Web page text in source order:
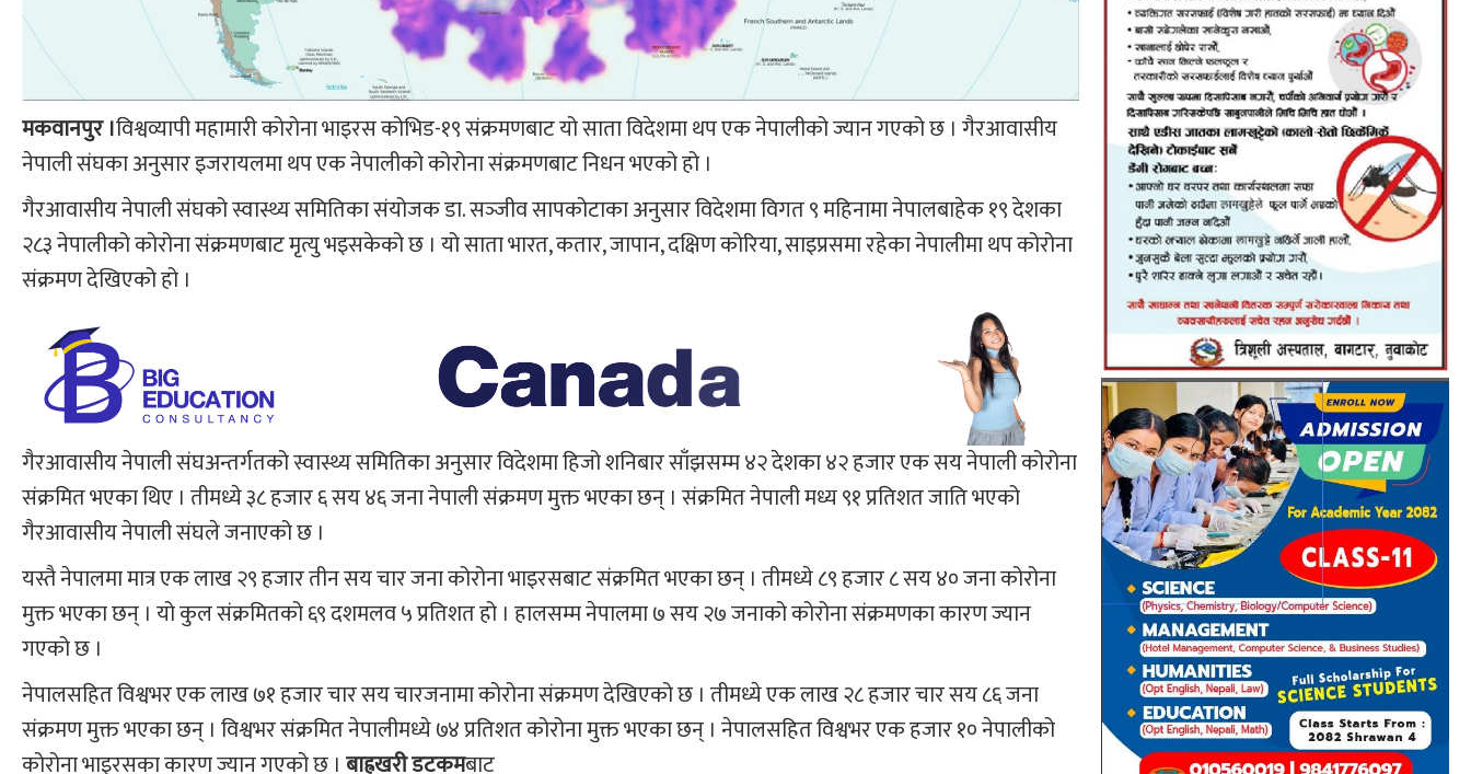
मकवानपुर ।विश्वव्यापी महामारी कोरोना भाइरस कोभिड-१९ संक्रमणबाट यो साता विदेशमा थप एक नेपालीको ज्यान गएको छ । गैरआवासीय
नेपाली संघका अनुसार इजरायलमा थप एक नेपालीको कोरोना संक्रमणबाट निधन भएको हो ।
गैरआवासीय नेपाली संघको स्वास्थ्य समितिका संयोजक डा. सञ्‍जीव सापकोटाका अनुसार विदेशमा विगत ९ महिनामा नेपालबाहेक १९ देशका
२८३ नेपालीको कोरोना संक्रमणबाट मृत्यु भइसकेको छ । यो साता भारत, कतार, जापान, दक्षिण कोरिया, साइप्रसमा रहेका नेपालीमा थप कोरोना
संक्रमण देखिएको हो ।
गैरआवासीय नेपाली संघअन्तर्गतको स्वास्थ्य समितिका अनुसार विदेशमा हिजो शनिबार साँझसम्म ४२ देशका ४२ हजार एक सय नेपाली कोरोना
संक्रमित भएका थिए । तीमध्ये ३८ हजार ६ सय ४६ जना नेपाली संक्रमण मुक्त भएका छन् । संक्रमित नेपाली मध्य ९१ प्रतिशत जाति भएको
गैरआवासीय नेपाली संघले जनाएको छ ।
यस्तै नेपालमा मात्र एक लाख २९ हजार तीन सय चार जना कोरोना भाइरसबाट संक्रमित भएका छन् । तीमध्ये ८९ हजार ८ सय ४० जना कोरोना
मुक्त भएका छन् । यो कुल संक्रमितको ६९ दशमलव ५ प्रतिशत हो । हालसम्म नेपालमा ७ सय २७ जनाको कोरोना संक्रमणका कारण ज्यान
गएको छ ।
नेपालसहित विश्वभर एक लाख ७१ हजार चार सय चारजनामा कोरोना संक्रमण देखिएको छ । तीमध्ये एक लाख २८ हजार चार सय ८६ जना
संक्रमण मुक्त भएका छन् । विश्वभर संक्रमित नेपालीमध्ये ७४ प्रतिशत कोरोना मुक्त भएका छन् । नेपालसहित विश्वभर एक हजार १० नेपालीको
कोरोना भाइरसका कारण ज्यान गएको छ । बाह्रखरी डटकमबाट